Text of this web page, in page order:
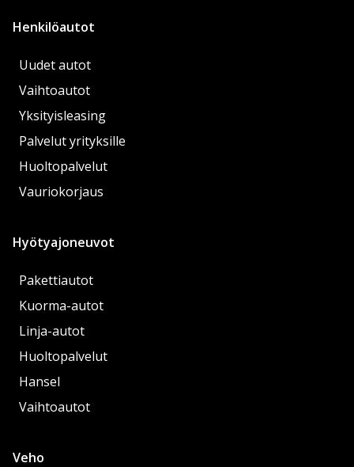
Henkilöautot
Uudet autot
Vaihtoautot
Yksityisleasing
Palvelut yrityksille
Huoltopalvelut
Vauriokorjaus
Hyötyajoneuvot
Pakettiautot
Kuorma-autot
Linja-autot
Huoltopalvelut
Hansel
Vaihtoautot
Veho